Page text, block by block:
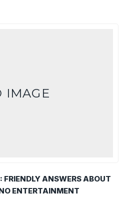
IMAGE
FRIENDLY ANSWERS ABOUT
ENTERTAINMENT